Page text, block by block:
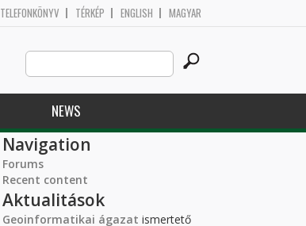
TELEFONKÖNYV TÉRKÉP ENGLISH MAGYAR
Search
this
site
NEWS
Navigation
Forums
Recent content
Aktualitások
Geoinformatikai ágazat ismertető